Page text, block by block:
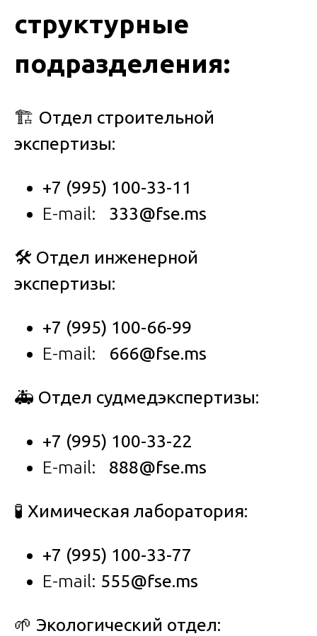
структурные
подразделения:
🏗️ Отдел строительной
экспертизы:
+7 (995) 100-33-11
E-mail: 333@fse.ms
🛠️ Отдел инженерной
экспертизы:
+7 (995) 100-66-99
E-mail: 666@fse.ms
🚑 Отдел судмедэкспертизы:
+7 (995) 100-33-22
E-mail: 888@fse.ms
🧪 Химическая лаборатория:
+7 (995) 100-33-77
E-mail: 555@fse.ms
🌱 Экологический отдел: